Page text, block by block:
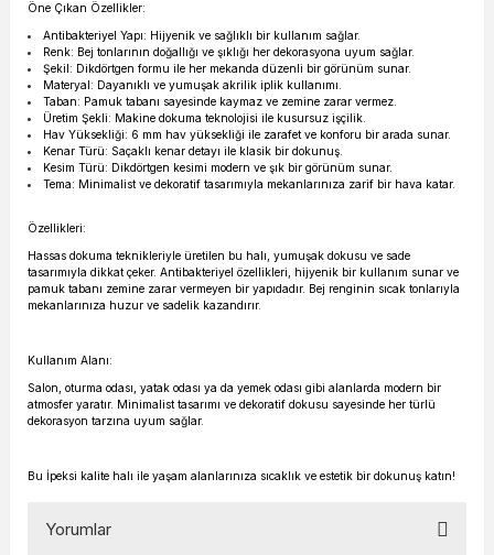
Öne Çıkan Özellikler:
Antibakteriyel Yapı: Hijyenik ve sağlıklı bir kullanım sağlar.
Renk: Bej tonlarının doğallığı ve şıklığı her dekorasyona uyum sağlar.
Şekil: Dikdörtgen formu ile her mekanda düzenli bir görünüm sunar.
Materyal: Dayanıklı ve yumuşak akrilik iplik kullanımı.
Taban: Pamuk tabanı sayesinde kaymaz ve zemine zarar vermez.
Üretim Şekli: Makine dokuma teknolojisi ile kusursuz işçilik.
Hav Yüksekliği: 6 mm hav yüksekliği ile zarafet ve konforu bir arada sunar.
Kenar Türü: Saçaklı kenar detayı ile klasik bir dokunuş.
Kesim Türü: Dikdörtgen kesimi modern ve şık bir görünüm sunar.
Tema: Minimalist ve dekoratif tasarımıyla mekanlarınıza zarif bir hava katar.
Özellikleri:
Hassas dokuma teknikleriyle üretilen bu halı, yumuşak dokusu ve sade
tasarımıyla dikkat çeker. Antibakteriyel özellikleri, hijyenik bir kullanım sunar ve
pamuk tabanı zemine zarar vermeyen bir yapıdadır. Bej renginin sıcak tonlarıyla
mekanlarınıza huzur ve sadelik kazandırır.
Kullanım Alanı:
Salon, oturma odası, yatak odası ya da yemek odası gibi alanlarda modern bir
atmosfer yaratır. Minimalist tasarımı ve dekoratif dokusu sayesinde her türlü
dekorasyon tarzına uyum sağlar.
Bu İpeksi kalite halı ile yaşam alanlarınıza sıcaklık ve estetik bir dokunuş katın!
Yorumlar